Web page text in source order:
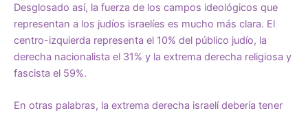
Desglosado así, la fuerza de los campos ideológicos que
representan a los judíos israelíes es mucho más clara. El
centro-izquierda representa el 10% del público judío, la
derecha nacionalista el 31% y la extrema derecha religiosa y
fascista el 59%.
En otras palabras, la extrema derecha israelí debería tener